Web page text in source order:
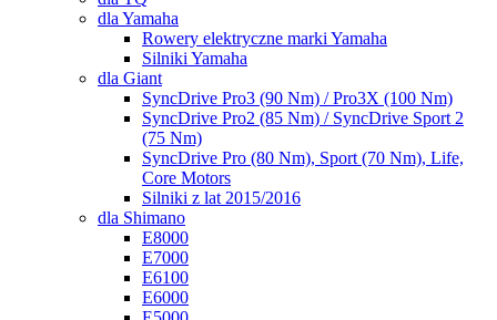
dla Yamaha
Rowery elektryczne marki Yamaha
Silniki Yamaha
dla Giant
SyncDrive Pro3 (90 Nm) / Pro3X (100 Nm)
SyncDrive Pro2 (85 Nm) / SyncDrive Sport 2
(75 Nm)
SyncDrive Pro (80 Nm), Sport (70 Nm), Life,
Core Motors
Silniki z lat 2015/2016
dla Shimano
E8000
E7000
E6100
E6000